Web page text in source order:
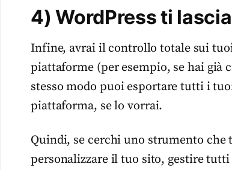
4) WordPress ti
Infine, avrai il controllo totale sui
piattaforme (per esempio, se hai già
stesso modo puoi esportare tutti i
piattaforma, se lo vorrai.
Quindi, se cerchi uno strumento
personalizzare il tuo sito, gestire